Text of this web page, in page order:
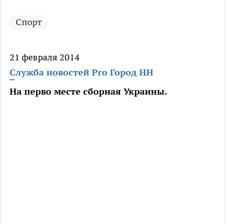
Спорт
21 февраля 2014
Служба новостей Pro Город НН
На перво месте сборная Украины.